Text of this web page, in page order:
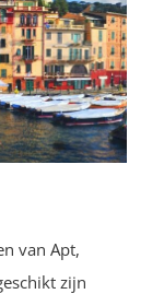
van Apt,
zijn